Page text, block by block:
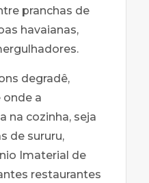
pranchas de
havaianas,
degradê,
onde a
na cozinha, seja
de sururu,
Imaterial de
restaurantes